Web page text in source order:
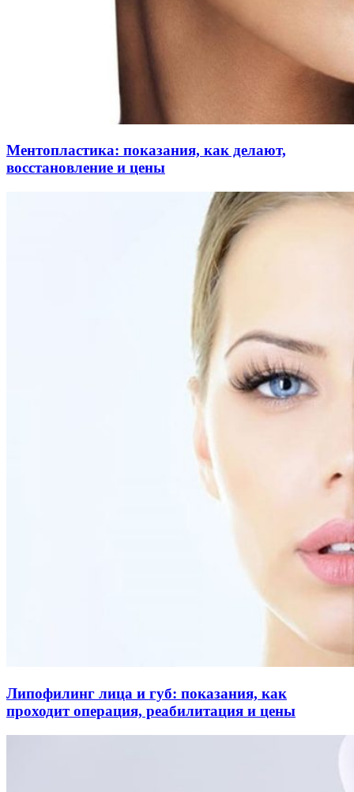
Ментопластика: показания, как делают,
восстановление и цены
Липофилинг лица и губ: показания, как
проходит операция, реабилитация и цены